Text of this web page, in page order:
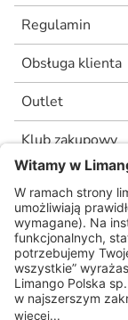
Regulamin
Obsługa klienta
Outlet
Klub zakupowy